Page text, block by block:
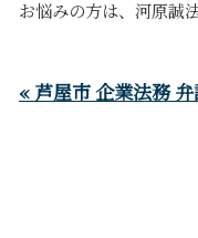
お悩みの方は、河原誠
« 芦屋市 企業法務